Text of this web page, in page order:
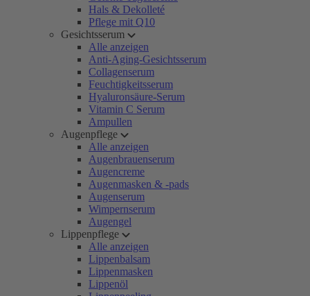
Hals & Dekolleté
Pflege mit Q10
Gesichtsserum
Alle anzeigen
Anti-Aging-Gesichtsserum
Collagenserum
Feuchtigkeitsserum
Hyaluronsäure-Serum
Vitamin C Serum
Ampullen
Augenpflege
Alle anzeigen
Augenbrauenserum
Augencreme
Augenmasken & -pads
Augenserum
Wimpernserum
Augengel
Lippenpflege
Alle anzeigen
Lippenbalsam
Lippenmasken
Lippenöl